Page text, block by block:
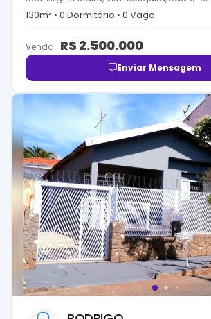
130m² • 0 Dormitório • 0 Vaga
Venda R$ 2.500.000
Enviar Mensagem